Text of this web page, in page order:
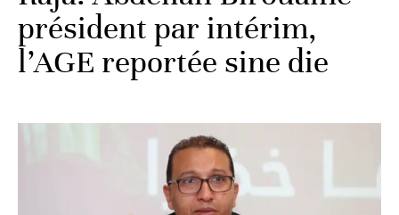
président par intérim,
l’AGE reportée sine die